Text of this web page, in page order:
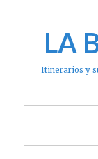
LA
Itinerarios y